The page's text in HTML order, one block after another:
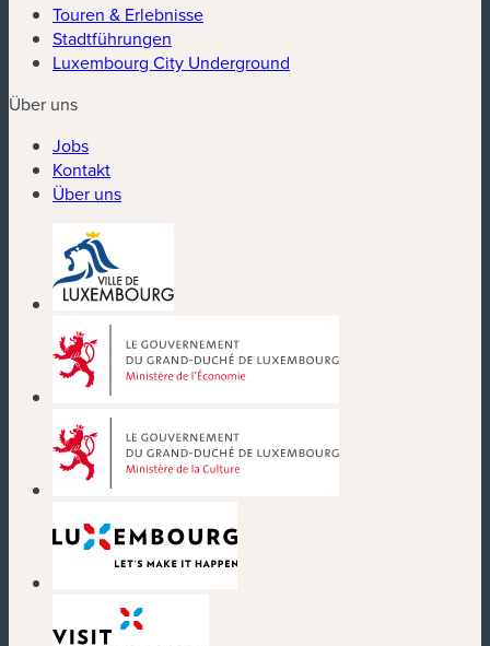
Touren & Erlebnisse
Stadtführungen
Luxembourg City Underground
Über uns
Jobs
Kontakt
Über uns